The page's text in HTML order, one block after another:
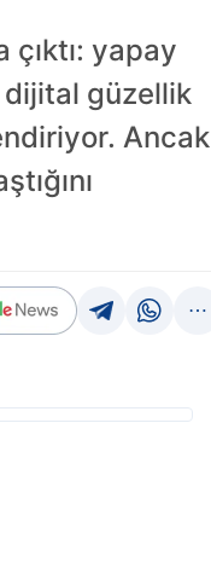
yapay
dijital güzellik
Ancak